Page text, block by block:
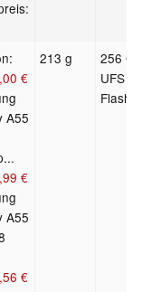
€
A55
€
A55
€
213 g
256
UFS
Flash